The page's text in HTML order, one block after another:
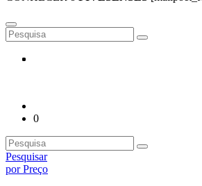
0
Pesquisar
por Preço